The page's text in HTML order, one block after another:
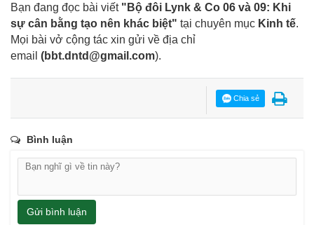
Bạn đang đọc bài viết "Bộ đôi Lynk & Co 06 và 09: Khi
sự cân bằng tạo nên khác biệt" tại chuyên mục Kinh tế.
Mọi bài vở cộng tác xin gửi về địa chỉ
email (bbt.dntd@gmail.com).
Chia sẻ
Bình luận
Gửi bình luận